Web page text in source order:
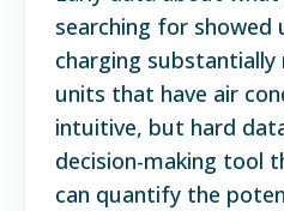
searching for showed
charging
units that have air
intuitive, but hard
decision-making tool
can quantify the